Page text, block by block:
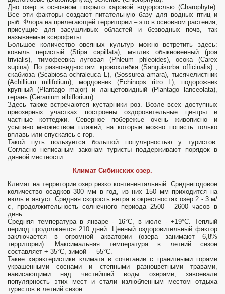
Дно озер в основном покрыто харовой водорослью (Charophyte).
Все эти факторы создают питательную базу для водных птиц и
рыб. Флора на прилегающей территории – это в основном растения,
присущие для засушливых областей и безводных почв, так
называемые ксерофиты.
Большое количество овсяных культур можно встретить здесь:
ковыль перистый (Stipa capillata), мятлик обыкновенный (poa
trivialis), тимофеевка луговая (Phleum phleoides), осока (Carex
supina). По разновидностям: кровохлебка (Sanguisorba officinalis) ,
скабиоза (Scabiosa ochraleuca L), (Sossurea amara), тысячелистник
(Achillium milifolium), мордовник (Echinops ritro L), подорожник
крупный (Plantago major) и ланцетовидный (Plantago lanceolata),
герань (Geranium albiflorium).
Здесь также встречаются кустарники роз. Возле всех доступных
приозерных участках построены оздоровительные центры и
частные коттеджи. Северное побережье очень живописно и
усыпано множеством пляжей, на которые можно попасть только
вплавь или спускаясь с гор.
Такой путь пользуется большой популярностью у туристов.
Согласно неписаным законам туристы поддерживают порядок в
данной местности.
Климат Сибинских озер.
Климат на территории озер резко континентальный. Среднегодовое
количество осадков 300 мм в год, из них 150 мм приходится на
июль и август. Средняя скорость ветра в окрестностях озер 2 - 3 м/
с, продолжительность солнечного периода 2500 - 2600 часов в
день.
Средняя температура в январе - 16°С, в июле - +19°С. Теплый
период продолжается 210 дней. Ценный оздоровительный фактор
заключается в огромной акватории (озера занимают 6,8%
территории). Максимальная температура в летний сезон
составляет + 35°С, зимой - - 55°С.
Такие характеристики климата в сочетании с гранитными горами
украшенными соснами и степными разноцветными травами,
нависающими над чистейшей воды озерами, завоевали
популярность этих мест и стали излюбленным местом отдыха
туристов в летний сезон.